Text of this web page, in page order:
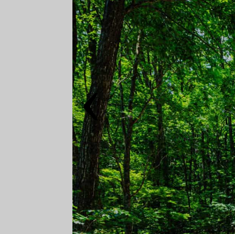
Phoenix One Ultra-Luxe
フェニックス ホテル
Mimi’s Restaurant & Bar
Group Restaurants
スペシャルオファー
最新情報
‹